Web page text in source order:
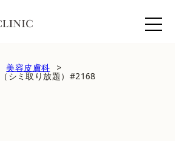
美容皮膚科
シミ取り放題）#2168